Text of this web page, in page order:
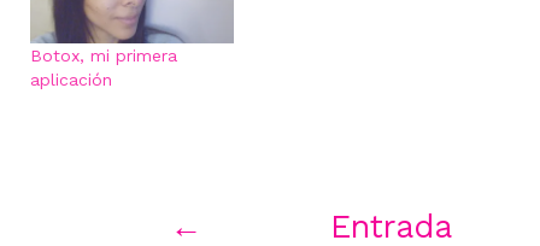
Botox, mi primera
aplicación
←
Entrada